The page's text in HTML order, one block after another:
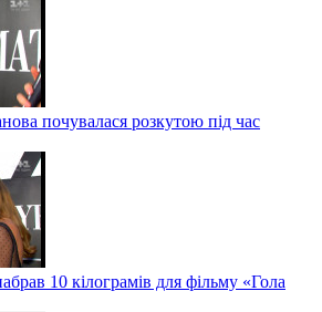
почувалася розкутою під час
10 кілограмів для фільму «Гола